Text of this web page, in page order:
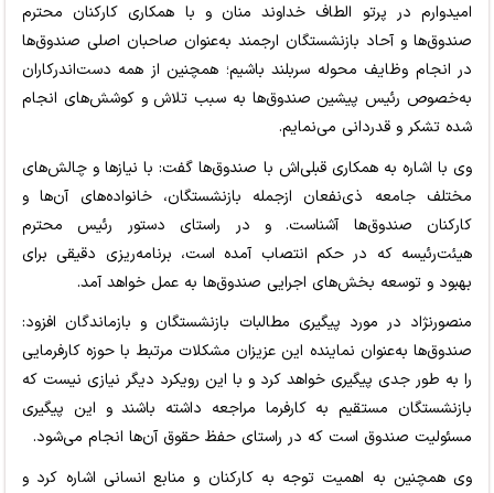
امیدوارم در پرتو الطاف خداوند منان و با همکاری کارکنان محترم
صندوق‌ها و آحاد بازنشستگان ارجمند به‌عنوان صاحبان اصلی صندوق‌ها
در انجام وظایف محوله سربلند باشیم؛ همچنین از همه دست‌اندرکاران
به‌خصوص رئیس پیشین صندوق‌ها به سبب تلاش و کوشش‌های انجام
شده تشکر و قدردانی می‌نمایم.
وی با اشاره به همکاری قبلی‌اش با صندوق‌ها گفت: با نیازها و چالش‌های
مختلف جامعه ذی‌نفعان ازجمله بازنشستگان، خانواده‌های آن‌ها و
کارکنان صندوق‌ها آشناست. و در راستای دستور رئیس محترم
هیئت‌رئیسه که در حکم انتصاب آمده است، برنامه‌ریزی دقیقی برای
بهبود و توسعه بخش‌های اجرایی صندوق‌ها به عمل خواهد آمد.
منصورنژاد در مورد پیگیری مطالبات بازنشستگان و بازماندگان افزود:
صندوق‌ها به‌عنوان نماینده این عزیزان مشکلات مرتبط با حوزه کارفرمایی
را به طور جدی پیگیری خواهد کرد و با این رویکرد دیگر نیازی نیست که
بازنشستگان مستقیم به کارفرما مراجعه داشته باشند و این پیگیری
مسئولیت صندوق است که در راستای حفظ حقوق آن‌ها انجام می‌شود.
وی همچنین به اهمیت توجه به کارکنان و منابع انسانی اشاره کرد و